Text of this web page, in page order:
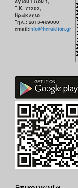
Τ.Κ. 71202,
Ηράκλειο
Τηλ.: 2813-409000
email:info@heraklion.gr